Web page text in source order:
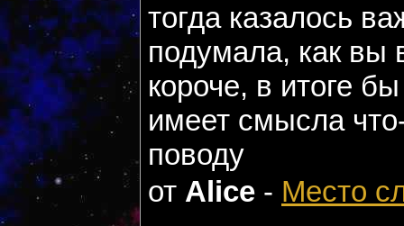
тогда казалось
подумала, как вы
короче, в итоге
имеет смысла
поводу
от Alice - Место